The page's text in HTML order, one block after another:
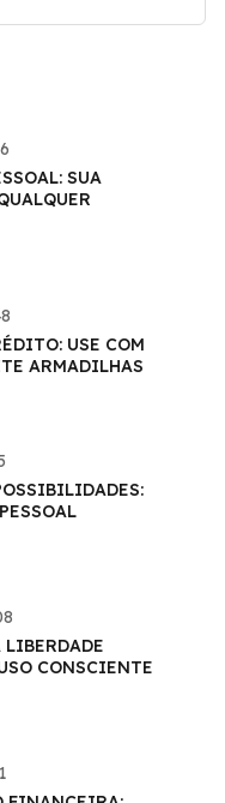
SUA
USE COM
ARMADILHAS
LIBERDADE
CONSCIENTE